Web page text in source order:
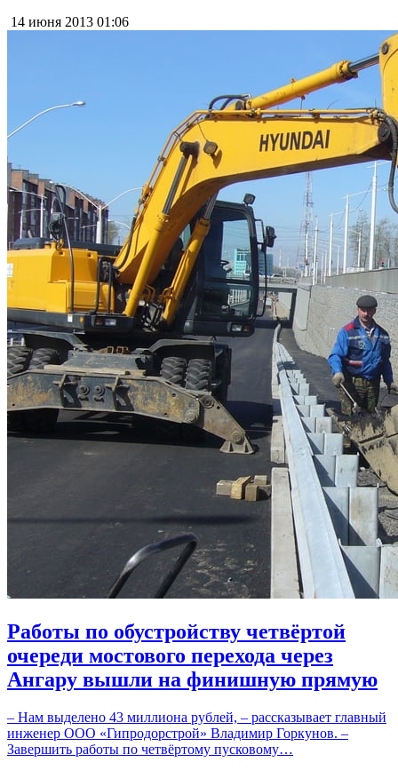
14 июня 2013 01:06
Работы по обустройству четвёртой
очереди мостового перехода через
Ангару вышли на финишную прямую
– Нам выделено 43 миллиона рублей, – рассказывает главный
инженер ООО «Гипродорстрой» Владимир Горкунов. –
Завершить работы по четвёртому пусковому…